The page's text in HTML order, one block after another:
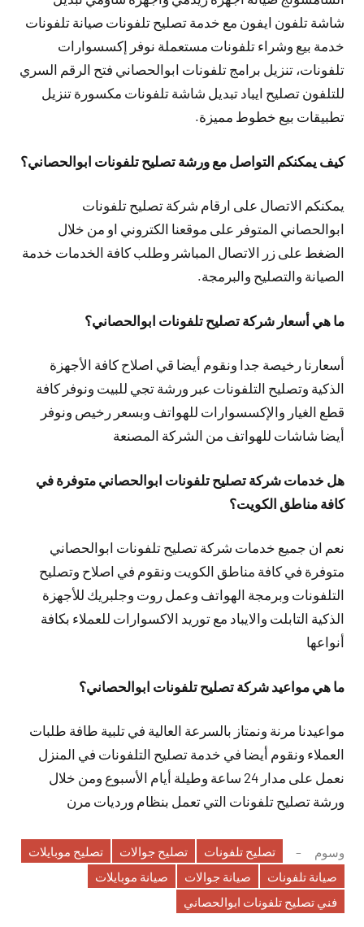
شاشة تلفون ايفون مع خدمة تصليح تلفونات صيانة تلفونات
خدمة بيع وشراء تلفونات مستعملة نوفر إكسسوارات
تلفونات، تنزيل برامج تلفونات ابوالحصاني فتح الرقم السري
للتلفون تصليح ايباد تبديل شاشة تلفونات مكسورة تنزيل
تطبيقات بيع خطوط مميزة.
كيف يمكنكم التواصل مع ورشة تصليح تلفونات ابوالحصاني؟
يمكنكم الاتصال على ارقام شركة تصليح تلفونات
ابوالحصاني المتوفر على موقعنا الكتروني او من خلال
الضغط على زر الاتصال المباشر وطلب كافة الخدمات خدمة
الصيانة والتصليح والبرمجة.
ما هي أسعار شركة تصليح تلفونات ابوالحصاني؟
أسعارنا رخيصة جدا ونقوم أيضا قي اصلاح كافة الأجهزة
الذكية وتصليح التلفونات عبر ورشة تجي للبيت ونوفر كافة
قطع الغيار والإكسسوارات للهواتف وبسعر رخيص ونوفر
أيضا شاشات للهواتف من الشركة المصنعة
هل خدمات شركة تصليح تلفونات ابوالحصاني متوفرة في
كافة مناطق الكويت؟
نعم ان جميع خدمات شركة تصليح تلفونات ابوالحصاني
متوفرة في كافة مناطق الكويت ونقوم في اصلاح وتصليح
التلفونات وبرمجة الهواتف وعمل روت وجلبريك للأجهزة
الذكية التابلت والايباد مع توريد الاكسوارات للعملاء بكافة
أنواعها
ما هي مواعيد شركة تصليح تلفونات ابوالحصاني؟
مواعيدنا مرنة ونمتاز بالسرعة العالية في تلبية طافة طلبات
العملاء ونقوم أيضا في خدمة تصليح التلفونات في المنزل
نعمل على مدار 24 ساعة وطيلة أيام الأسبوع ومن خلال
ورشة تصليح تلفونات التي تعمل بنظام ورديات مرن
وسوم تصليح تلفونات تصليح جوالات
تصليح موبايلات
صيانة تلفونات
صيانة جوالات
صيانة موبايلات
فني تصليح تلفونات ابوالحصاني